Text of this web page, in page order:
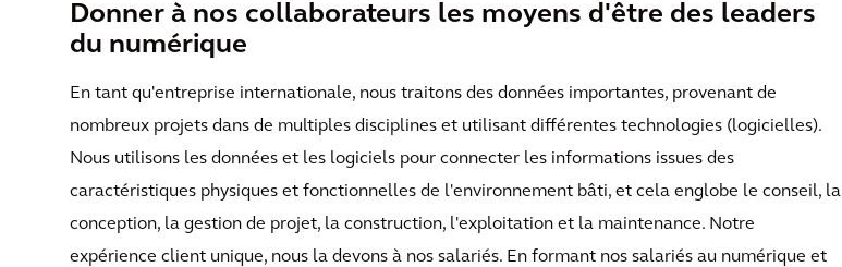
Donner à nos collaborateurs les moyens d'être des leaders
du numérique
En tant qu'entreprise internationale, nous traitons des données importantes, provenant de
nombreux projets dans de multiples disciplines et utilisant différentes technologies (logicielles).
Nous utilisons les données et les logiciels pour connecter les informations issues des
caractéristiques physiques et fonctionnelles de l'environnement bâti, et cela englobe le conseil, la
conception, la gestion de projet, la construction, l'exploitation et la maintenance. Notre
expérience client unique, nous la devons à nos salariés. En formant nos salariés au numérique et